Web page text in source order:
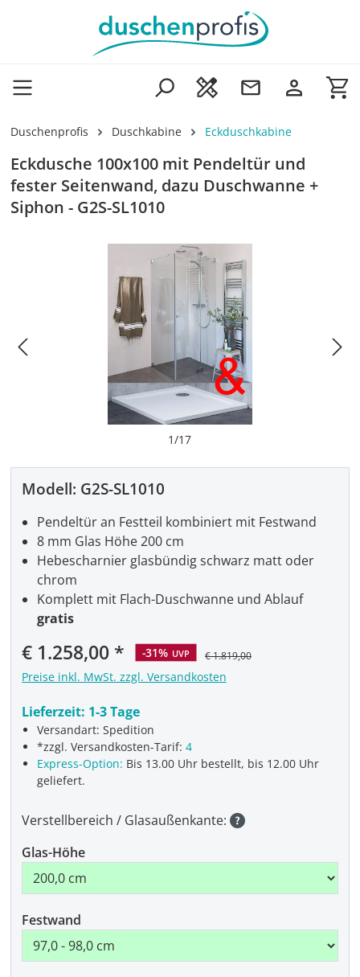
Zum Hauptinhalt springen
Duschenprofis Duschkabine Eckduschkabine
Eckdusche 100x100 mit Pendeltür und
fester Seitenwand, dazu Duschwanne +
Siphon - G2S-SL1010
Bildergalerie überspringen
1/17
Modell: G2S-SL1010
Verkaufspreis:
€ 1.258,00 -31% UVP € 1.819,00
Preise inkl. MwSt. zzgl. Versandkosten
Lieferzeit: 1-3 Tage
Versandart: Spedition
*zzgl. Versandkosten-Tarif:4
Express-Option: Bis 13.00 Uhr bestellt, bis 12.00 Uhr
geliefert.
Pendeltür an Festteil kombiniert mit Festwand
8 mm Glas Höhe 200 cm
Hebescharnier glasbündig schwarz matt oder
chrom
Komplett mit Flach-Duschwanne und Ablauf
gratis
Verstellbereich / Glasaußenkante:
Glas-Höhe
Festwand